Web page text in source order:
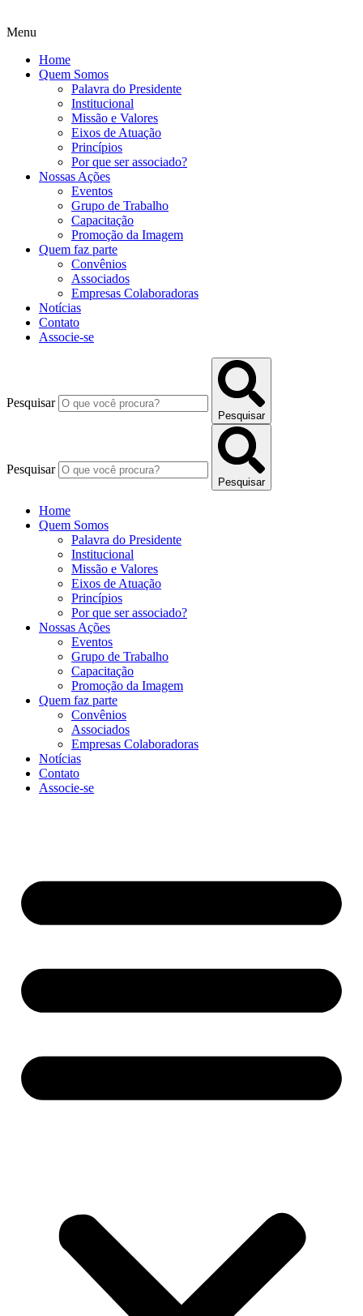
Menu
Home
Quem Somos
Palavra do Presidente
Institucional
Missão e Valores
Eixos de Atuação
Princípios
Por que ser associado?​
Nossas Ações
Eventos
Grupo de Trabalho
Capacitação
Promoção da Imagem
Quem faz parte
Convênios
Associados
Empresas Colaboradoras
Notícias
Contato
Associe-se
Pesquisar
Pesquisar
Pesquisar
Pesquisar
Home
Quem Somos
Palavra do Presidente
Institucional
Missão e Valores
Eixos de Atuação
Princípios
Por que ser associado?​
Nossas Ações
Eventos
Grupo de Trabalho
Capacitação
Promoção da Imagem
Quem faz parte
Convênios
Associados
Empresas Colaboradoras
Notícias
Contato
Associe-se